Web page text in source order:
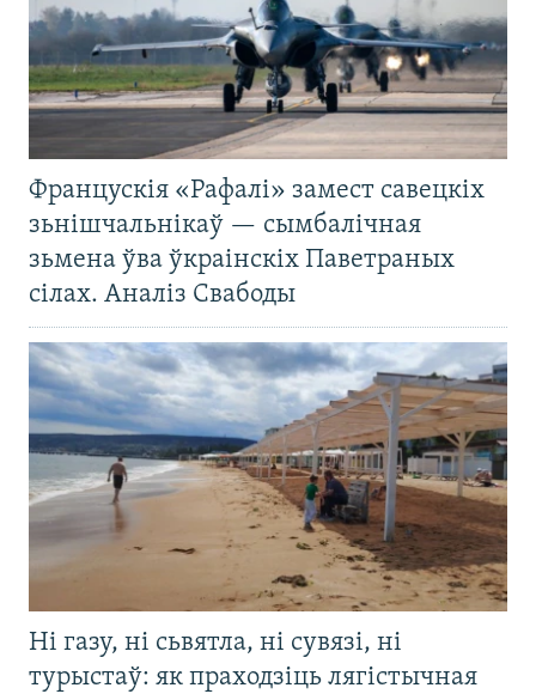
Францускія «Рафалі» замест савецкіх
зьнішчальнікаў — сымбалічная
зьмена ўва ўкраінскіх Паветраных
сілах. Аналіз Свабоды
Ні газу, ні сьвятла, ні сувязі, ні
турыстаў: як праходзіць лягістычная